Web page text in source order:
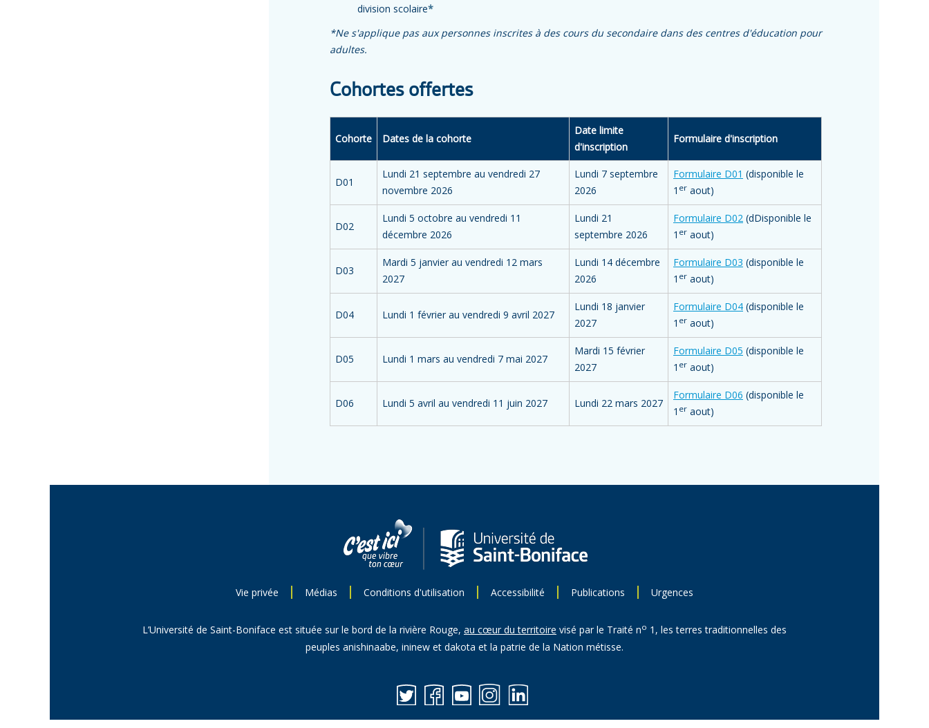
division scolaire*
*Ne s'applique pas aux personnes inscrites à des cours du secondaire dans des centres d'éducation pour
adultes.
Cohortes offertes
Cohorte Dates de la cohorte
Date limite
d'inscription
Formulaire d'inscription
D01
Lundi 21 septembre au vendredi 27
novembre 2026
Lundi 7 septembre
2026
Formulaire D01 (disponible le
1 er aout)
D02
Lundi 5 octobre au vendredi 11
décembre 2026
Lundi 21
septembre 2026
Formulaire D02 (dDisponible le
1 er aout)
D03
Mardi 5 janvier au vendredi 12 mars
2027
Lundi 14 décembre
2026
Formulaire D03 (disponible le
1 er aout)
D04 Lundi 1 février au vendredi 9 avril 2027
Lundi 18 janvier
2027
Formulaire D04 (disponible le
1 er aout)
D05 Lundi 1 mars au vendredi 7 mai 2027
Mardi 15 février
2027
Formulaire D05 (disponible le
1 er aout)
D06 Lundi 5 avril au vendredi 11 juin 2027 Lundi 22 mars 2027
Formulaire D06 (disponible le
1 er aout)
Vie privée Médias Conditions d'utilisation Accessibilité Publications Urgences
L’Université de Saint-Boniface est située sur le bord de la rivière Rouge, au cœur du territoire visé par le Traité no 1, les terres traditionnelles des
peuples anishinaabe, ininew et dakota et la patrie de la Nation métisse.